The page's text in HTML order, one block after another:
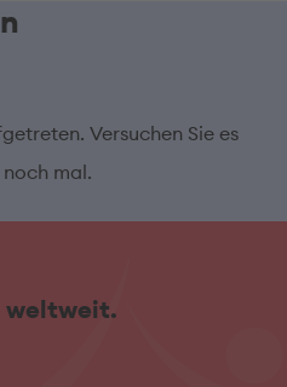
Versuchen Sie es
mal.
weltweit.